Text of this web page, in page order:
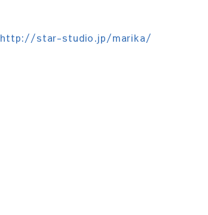
http://star-studio.jp/marika/